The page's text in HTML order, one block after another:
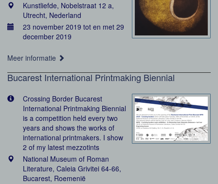
Kunstliefde, Nobelstraat 12 a,
Utrecht, Nederland
23 november 2019 tot en met 29
december 2019
Meer informatie
Bucarest International Printmaking Biennial
Crossing Border Bucarest
International Printmaking Biennial
is a competition held every two
years and shows the works of
international printmakers. I show
2 of my latest mezzotints
National Museum of Roman
Literature, Caleia Grivitei 64-66,
Bucarest, Roemenië